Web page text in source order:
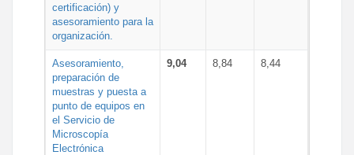
certificación) y
asesoramiento para la
organización.
Asesoramiento,
preparación de
muestras y puesta a
punto de equipos en
el Servicio de
Microscopía
Electrónica
9,04 8,84 8,44